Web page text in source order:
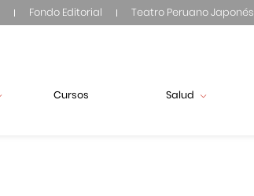
Fondo Editorial Teatro Peruano Japonés
Cursos Salud